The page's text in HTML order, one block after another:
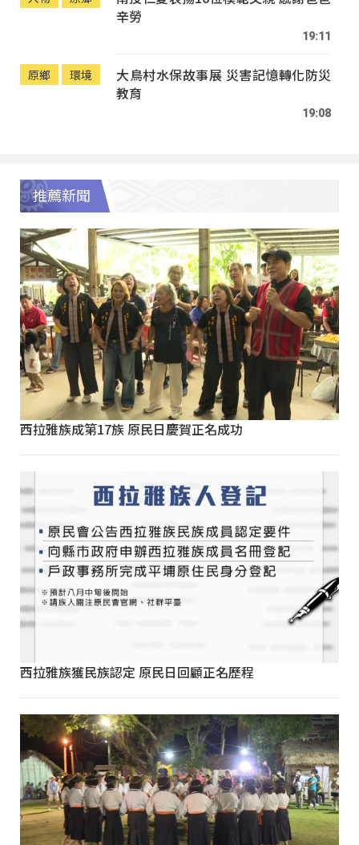
辛勞
19:11
原鄉 環境
大鳥村水保故事展 災害記憶轉化防災
教育
19:08
推薦新聞
西拉雅族成第17族 原民日慶賀正名成功
西拉雅族獲民族認定 原民日回顧正名歷程